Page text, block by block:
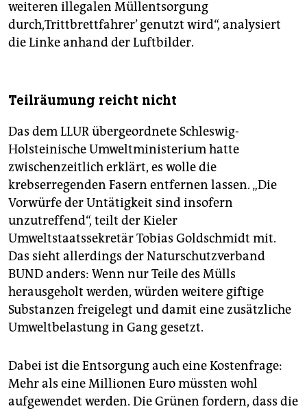
weiteren illegalen Müllentsorgung
durch,Trittbrettfahrer’ genutzt wird“, analysiert
die Linke anhand der Luftbilder.
Teilräumung reicht nicht
Das dem LLUR übergeordnete Schleswig-
Holsteinische Umweltministerium hatte
zwischenzeitlich erklärt, es wolle die
krebserregenden Fasern entfernen lassen. „Die
Vorwürfe der Untätigkeit sind insofern
unzutreffend“, teilt der Kieler
Umweltstaatssekretär Tobias Goldschmidt mit.
Das sieht allerdings der Naturschutzverband
BUND anders: Wenn nur Teile des Mülls
herausgeholt werden, würden weitere giftige
Substanzen freigelegt und damit eine zusätzliche
Umweltbelastung in Gang gesetzt.
Dabei ist die Entsorgung auch eine Kostenfrage:
Mehr als eine Millionen Euro müssten wohl
aufgewendet werden. Die Grünen fordern, dass die